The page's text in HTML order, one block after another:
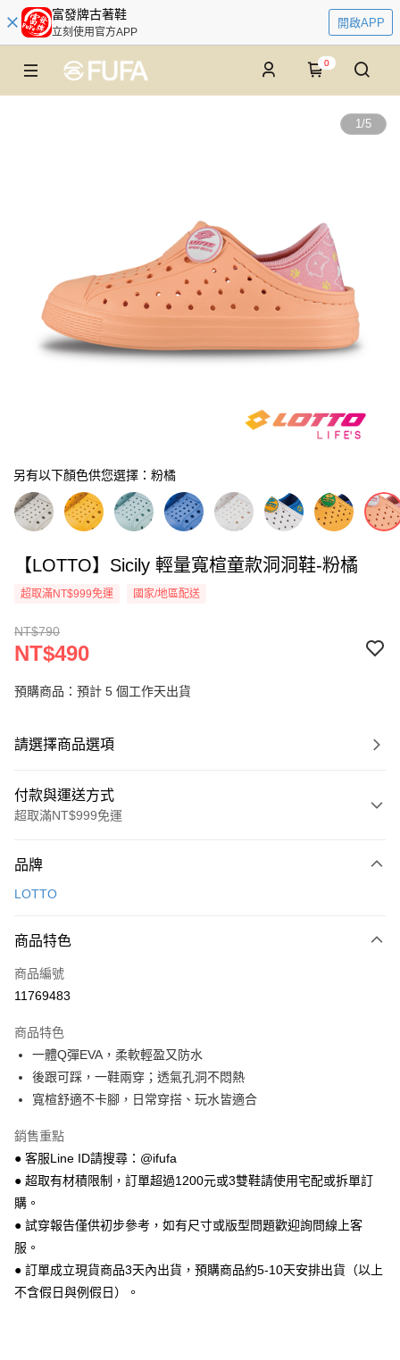
富發牌古著鞋
立刻使用官方APP
開啟APP
0
1/5
另有以下顏色供您選擇：粉橘
【LOTTO】Sicily 輕量寬楦童款洞洞鞋-粉橘
超取滿NT$999免運 國家/地區配送
NT$790
NT$490
預購商品：預計 5 個工作天出貨
請選擇商品選項
付款與運送方式
超取滿NT$999免運
信用卡一次付款
LINE Pay
Apple Pay
悠遊付
Google Pay
全盈+PAY
AFTEE先享後付
相關說明
【關於「AFTEE先享後付」】
AFTEE先享後付是「在收到商品之後才付款」的支付方式。 讓您購物簡單
１．簡單：不需註冊會員、不需綁卡、不需儲值。
２．便利：只要手機號碼，簡訊認證，即可結帳。
３．安心：先確認商品／服務後，再付款。
【「AFTEE先享後付」結帳流程】
ATM付款
全家 取貨付款
每筆NT$70，滿NT$999(含以上)免運費
品牌
LOTTO
商品特色
商品編號
11769483
商品特色
一體Q彈EVA，柔軟輕盈又防水
後跟可踩，一鞋兩穿；透氣孔洞不悶熱
寬楦舒適不卡腳，日常穿搭、玩水皆適合
銷售重點
● 客服Line ID請搜尋：@ifufa
● 超取有材積限制，訂單超過1200元或3雙鞋請使用宅配或拆單訂
購。
● 試穿報告僅供初步參考，如有尺寸或版型問題歡迎詢問線上客
服。
● 訂單成立現貨商品3天內出貨，預購商品約5-10天安排出貨（以上
不含假日與例假日）。